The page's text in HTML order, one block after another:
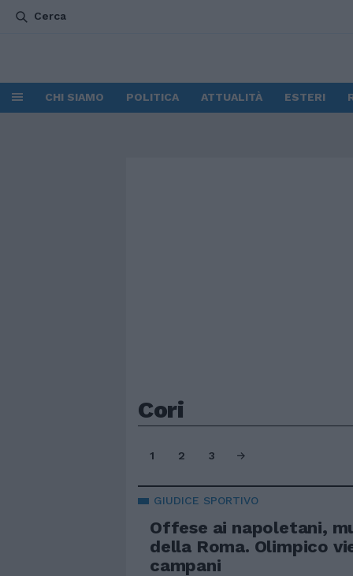
Cerca
CHI SIAMO POLITICA ATTUALITÀ ESTERI
Cori
1 2 3
GIUDICE SPORTIVO
Offese ai napoletani,
della Roma. Olimpico
campani